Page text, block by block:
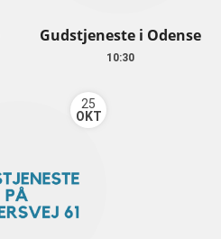
Gudstjeneste i Odense
10:30
25
OKT